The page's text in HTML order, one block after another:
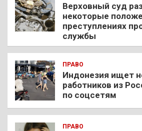
Верховный суд
некоторые
преступлениях
службы
ПРАВО
Индонезия ищет
работников из
по соцсетям
ПРАВО